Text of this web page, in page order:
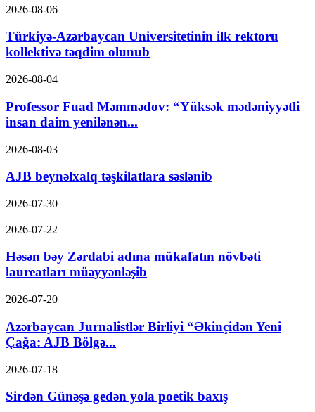
2026-08-06
Türkiyə-Azərbaycan Universitetinin ilk rektoru
kollektivə təqdim olunub
2026-08-04
Professor Fuad Məmmədov: “Yüksək mədəniyyətli
insan daim yenilənən...
2026-08-03
AJB beynəlxalq təşkilatlara səslənib
2026-07-30
2026-07-22
Həsən bəy Zərdabi adına mükafatın növbəti
laureatları müəyyənləşib
2026-07-20
Azərbaycan Jurnalistlər Birliyi “Əkinçidən Yeni
Çağa: AJB Bölgə...
2026-07-18
Sirdən Günəşə gedən yola poetik baxış